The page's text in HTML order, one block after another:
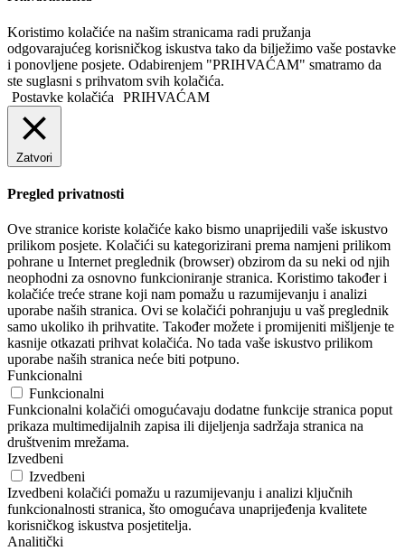
Koristimo kolačiće na našim stranicama radi pružanja
odgovarajućeg korisničkog iskustva tako da bilježimo vaše postavke
i ponovljene posjete. Odabirenjem "PRIHVAĆAM" smatramo da
ste suglasni s prihvatom svih kolačića.
Postavke kolačića
PRIHVAĆAM
Zatvori
Pregled privatnosti
Ove stranice koriste kolačiće kako bismo unaprijedili vaše iskustvo
prilikom posjete. Kolačići su kategorizirani prema namjeni prilikom
pohrane u Internet preglednik (browser) obzirom da su neki od njih
neophodni za osnovno funkcioniranje stranica. Koristimo također i
kolačiće treće strane koji nam pomažu u razumijevanju i analizi
uporabe naših stranica. Ovi se kolačići pohranjuju u vaš preglednik
samo ukoliko ih prihvatite. Također možete i promijeniti mišljenje te
kasnije otkazati prihvat kolačića. No tada vaše iskustvo prilikom
uporabe naših stranica neće biti potpuno.
Funkcionalni
Funkcionalni
Funkcionalni kolačići omogućavaju dodatne funkcije stranica poput
prikaza multimedijalnih zapisa ili dijeljenja sadržaja stranica na
društvenim mrežama.
Izvedbeni
Izvedbeni
Izvedbeni kolačići pomažu u razumijevanju i analizi ključnih
funkcionalnosti stranica, što omogućava unaprijeđenja kvalitete
korisničkog iskustva posjetitelja.
Analitički